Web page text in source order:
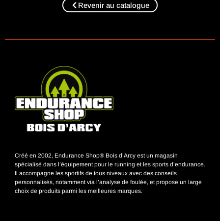
Revenir au catalogue
Créé en 2002, Endurance Shop® Bois d’Arcy est un magasin
spécialisé dans l’équipement pour le running et les sports d’endurance.
Il accompagne les sportifs de tous niveaux avec des conseils
personnalisés, notamment via l’analyse de foulée, et propose un large
choix de produits parmi les meilleures marques.